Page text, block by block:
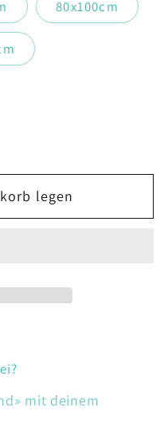
80x100cm
legen
mit deinem